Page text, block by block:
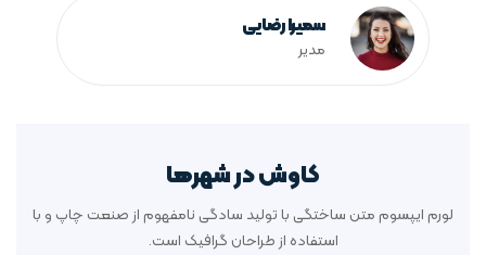
سمیرا رضایی
مدیر
کاوش در شهرها
لورم ایپسوم متن ساختگی با تولید سادگی نامفهوم از صنعت چاپ و با
استفاده از طراحان گرافیک است.